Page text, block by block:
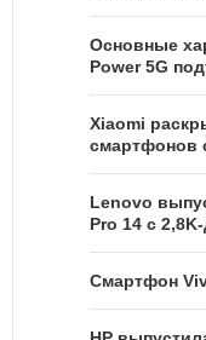
Основные
Power 5G
Xiaomi
смартфонов
Lenovo
Pro 14 с
Смартфон